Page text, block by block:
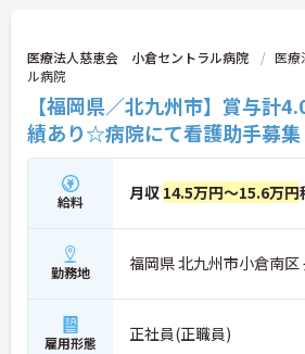
医療法人慈恵会 小倉セントラル病院
医
ル病院
【福岡県／北九州市】賞与計
績あり☆病院にて看護助手募集
給料 月収 14.5万円～15.6万円
勤務地 福岡県 北九州市小倉南
雇用形態 正社員(正職員)